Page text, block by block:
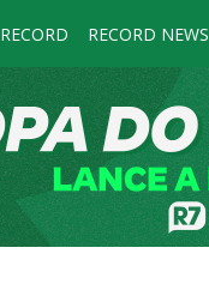
RECORD RECORD NEWS